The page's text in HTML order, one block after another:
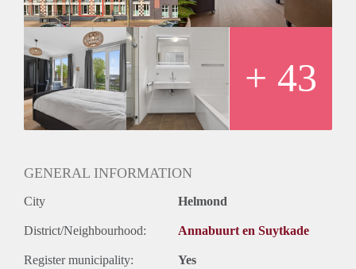
station voor snelle verbindingen richting Eindhoven en
verder. Cultuurliefhebbers zitten goed bij de Cacaofabriek
met film, expo en podium. Aan het einde van de
Suytboulevard liggen een wellness/sauna en sporthal. Wie
graag buiten is, loopt zo langs Het Groot Goor of het kanaal;
via de groene routes ben je zó in het bosrijke buitengebied.
+ 43
GENERAL INFORMATION
City Helmond
District/Neighbourhood: Annabuurt en Suytkade
Register municipality: Yes